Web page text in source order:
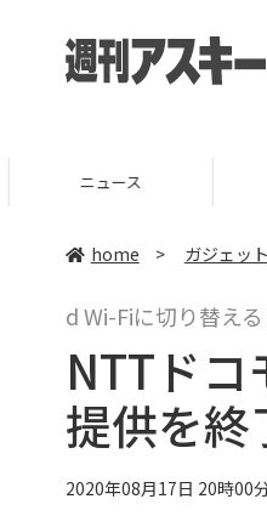
ニュース
home > ガジェット
d Wi-Fiに切り替え
NTTド
提供を終
2020年08月17日 20時00